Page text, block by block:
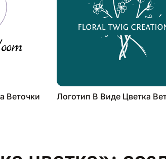
Веточки Логотип В Виде Цветка